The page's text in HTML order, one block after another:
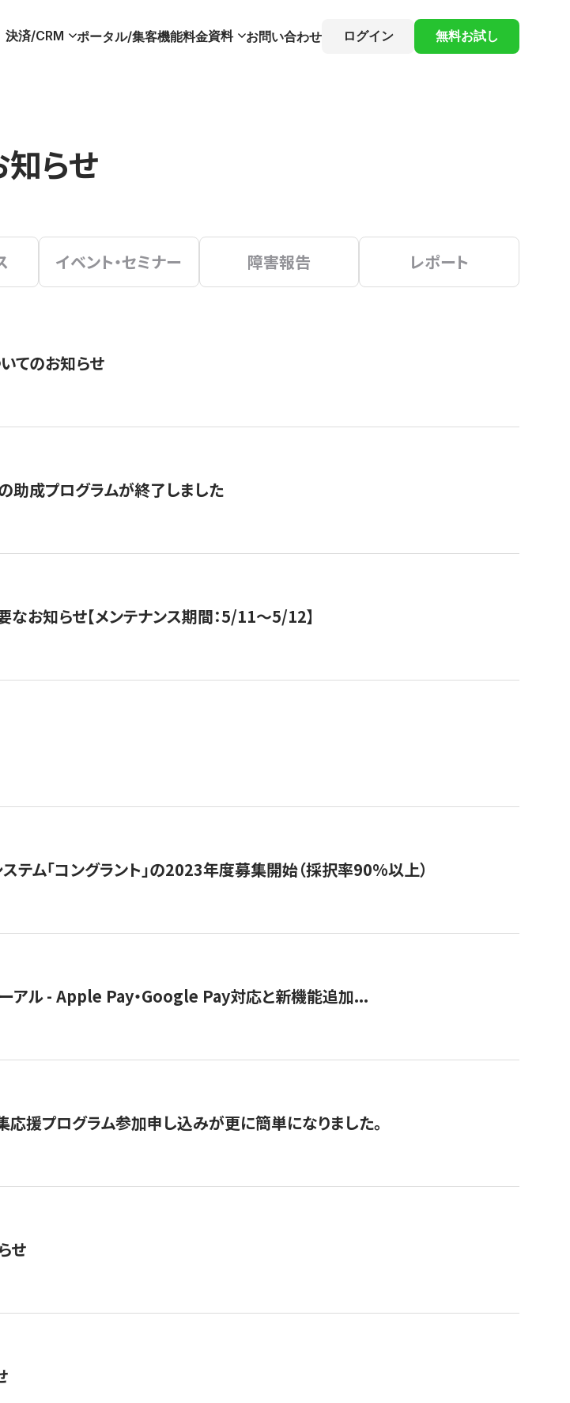
決済/CRM ポータル/集客機能料金資料 お問い合わせ ログイン 無料お試し
知らせ
イベント・セミナー 障害報告 レポート
てのお知らせ
助成プログラムが終了しました
お知らせ【メンテナンス期間：5/11～5/12】
ム「コングラント」の2023年度募集開始（採択率90%以上）
ーアル - Apple Pay・Google Pay対応と新機能追加...
応援プログラム参加申し込みが更に簡単になりました。
せ